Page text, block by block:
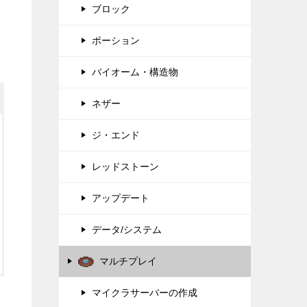
ブロック
ポーション
バイオーム・構造物
ネザー
ジ・エンド
レッドストーン
アップデート
データ/システム
マルチプレイ
マイクラサーバーの作成